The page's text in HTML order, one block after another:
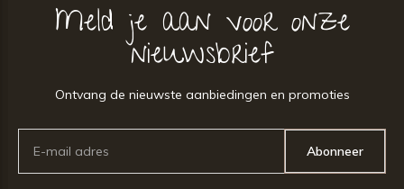
Meld je aan voor onze
nieuwsbrief
Ontvang de nieuwste aanbiedingen en promoties
Abonneer